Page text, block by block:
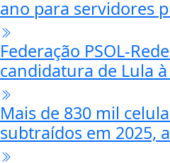
ano para servidores
Federação PSOL-
candidatura de Lula
Mais de 830 mil
subtraídos em 2025,